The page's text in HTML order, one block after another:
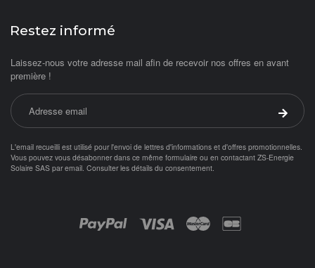
Restez informé
Laissez-nous votre adresse mail afin de recevoir nos offres en avant
première !
Adresse email
Valider
L'email recueilli est utilisé pour l'envoi de lettres d'informations et d'offres promotionnelles.
Vous pouvez vous désabonner dans ce même formulaire ou en contactant ZS-Energie
Solaire SAS paremail Consulter les détails du consentement.